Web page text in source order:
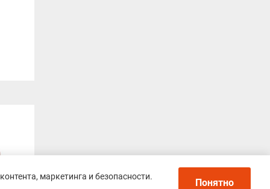
маркетинга и безопасности.
Понятно